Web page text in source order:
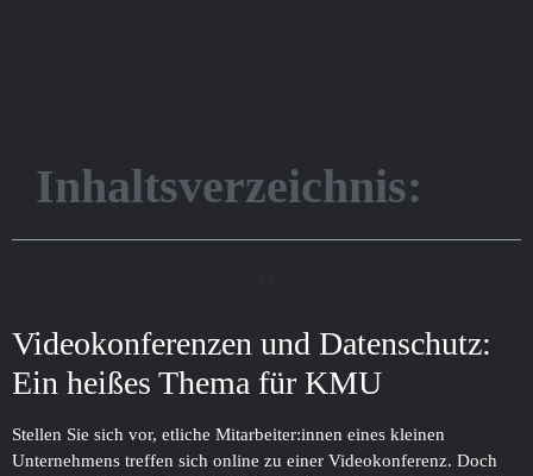
Inhaltsverzeichnis:
Video­konferenzen und Datenschutz:
Ein heißes Thema für KMU
Stellen Sie sich vor, etliche Mitarbeiter:innen eines kleinen
Unternehmens treffen sich online zu einer Video­konferenz. Doch